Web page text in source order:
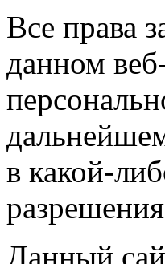
Все права
данном
в какой-
Данный